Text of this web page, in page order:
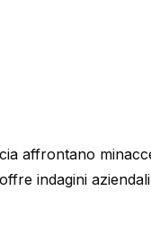
affrontano
indagini